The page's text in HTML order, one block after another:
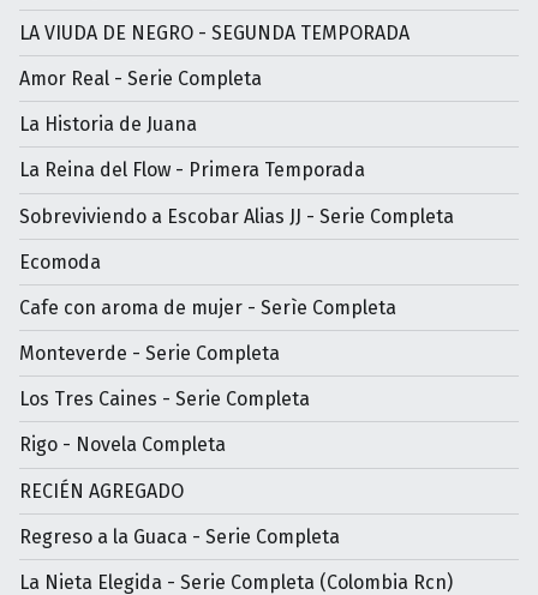
LA VIUDA DE NEGRO - SEGUNDA TEMPORADA
Amor Real - Serie Completa
La Historia de Juana
La Reina del Flow - Primera Temporada
Sobreviviendo a Escobar Alias JJ - Serie Completa
Ecomoda
Cafe con aroma de mujer - Serìe Completa
Monteverde - Serie Completa
Los Tres Caines - Serie Completa
Rigo - Novela Completa
RECIÉN AGREGADO
Regreso a la Guaca - Serie Completa
La Nieta Elegida - Serie Completa (Colombia Rcn)